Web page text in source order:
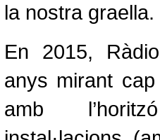
la nostra graella.
En 2015,
anys mirant
amb